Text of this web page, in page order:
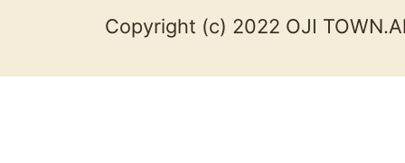
Copyright (c) 2022 OJI